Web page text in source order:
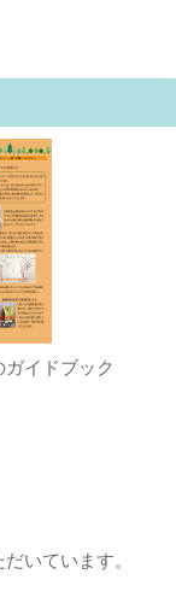
ガイドブック
いています。